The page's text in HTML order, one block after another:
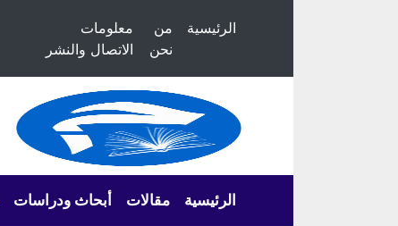
الرئيسية
من
نحن
معلومات
الاتصال والنشر
الرئيسية مقالات أبحاث ودراسات